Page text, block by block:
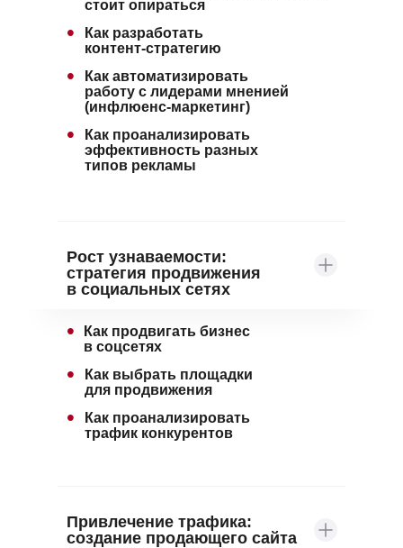
стоит опираться
Как разработать
контент-стратегию
•
Как автоматизировать
работу с лидерами мненией
(инфлюенс-маркетинг)
•
Как проанализировать
эффективность разных
типов рекламы
•
Рост узнаваемости:
стратегия продвижения
в социальных сетях
Как продвигать бизнес
в соцсетях
•
Как выбрать площадки
для продвижения
•
Как проанализировать
трафик конкурентов
•
Привлечение трафика:
создание продающего сайта